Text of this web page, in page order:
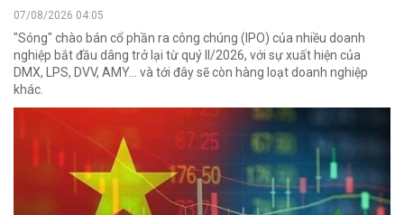
07/08/2026 04:05
"Sóng" chào bán cổ phần ra công chúng (IPO) của nhiều doanh
nghiệp bắt đầu dâng trở lại từ quý II/2026, với sự xuất hiện của
DMX, LPS, DVV, AMY... và tới đây sẽ còn hàng loạt doanh nghiệp
khác.